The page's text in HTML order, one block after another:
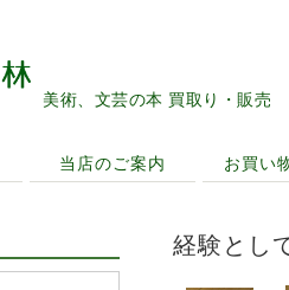
美術、文芸の本 買取り・販売
当店のご案内 お買い
経験とし